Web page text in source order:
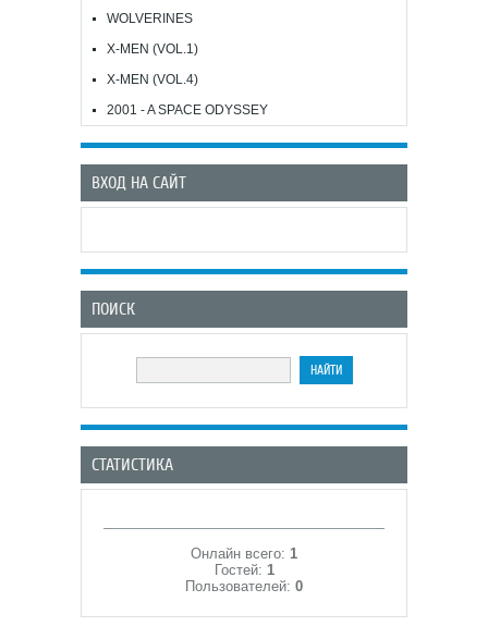
WOLVERINES
X-MEN (VOL.1)
X-MEN (VOL.4)
2001 - A SPACE ODYSSEY
ВХОД НА САЙТ
ПОИСК
СТАТИСТИКА
Онлайн всего: 1
Гостей: 1
Пользователей: 0